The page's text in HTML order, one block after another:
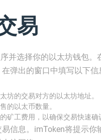
易
并选择你的以太坊钱包。
弹出的窗口中填写以下信
坊的交易对方的以太坊地址。
的以太币数量。
矿工费用，以确保交易快速确
信息。imToken将提示